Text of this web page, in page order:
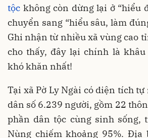
tộc không còn dừng lại ở “hiểu
chuyển sang “hiểu sâu, làm
Ghi nhận từ nhiều xã vùng cao
cho thấy, đây lại chính là
khó khăn nhất!
Tại xã Pờ Ly Ngài có diện tích
dân số 6.239 người, gồm 22
phần dân tộc cùng sinh sống,
Nùng chiếm khoảng 95%. Địa